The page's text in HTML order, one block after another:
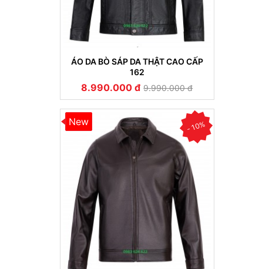
ÁO DA BÒ SÁP DA THẬT CAO CẤP
162
8.990.000 đ 9.990.000 đ
New - 10%